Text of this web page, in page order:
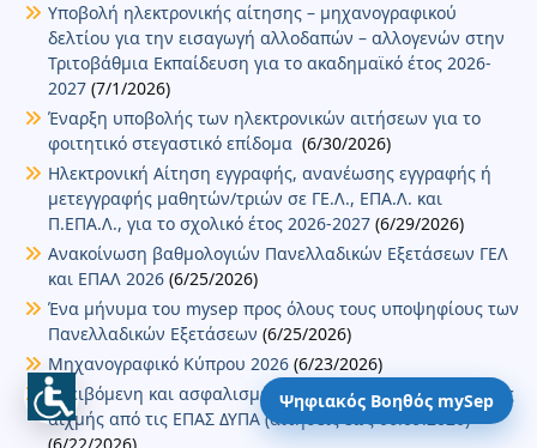
Υποβολή ηλεκτρονικής αίτησης – μηχανογραφικού
δελτίου για την εισαγωγή αλλοδαπών – αλλογενών στην
Τριτοβάθμια Εκπαίδευση για το ακαδημαϊκό έτος 2026-
2027 (7/1/2026)
Έναρξη υποβολής των ηλεκτρονικών αιτήσεων για το
φοιτητικό στεγαστικό επίδομα (6/30/2026)
Ηλεκτρονική Αίτηση εγγραφής, ανανέωσης εγγραφής ή
μετεγγραφής μαθητών/τριών σε ΓΕ.Λ., ΕΠΑ.Λ. και
Π.ΕΠΑ.Λ., για το σχολικό έτος 2026-2027 (6/29/2026)
Ανακοίνωση βαθμολογιών Πανελλαδικών Εξετάσεων ΓΕΛ
και ΕΠΑΛ 2026 (6/25/2026)
Ένα μήνυμα του mysep προς όλους τους υποψηφίους των
Πανελλαδικών Εξετάσεων (6/25/2026)
Μηχανογραφικό Κύπρου 2026 (6/23/2026)
Αμειβόμενη και ασφαλισμένη μαθητεία σε 36 ειδικότητες
αιχμής από τις ΕΠΑΣ ΔΥΠΑ (αιτήσεις έως 06.09.2026)
Ψηφιακός Βοηθός mySep